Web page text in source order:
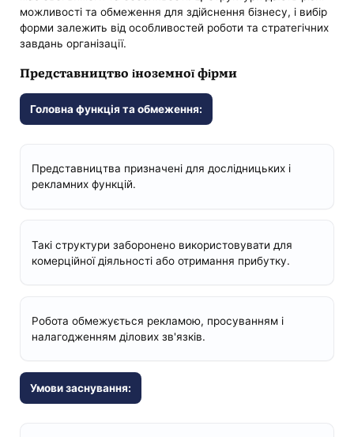
можливості та обмеження для здійснення бізнесу, і вибір
форми залежить від особливостей роботи та стратегічних
завдань організації.
Представництво іноземної фірми
Головна функція та обмеження:
Представництва призначені для дослідницьких і
рекламних функцій.
Такі структури заборонено використовувати для
комерційної діяльності або отримання прибутку.
Робота обмежується рекламою, просуванням і
налагодженням ділових зв'язків.
Умови заснування: